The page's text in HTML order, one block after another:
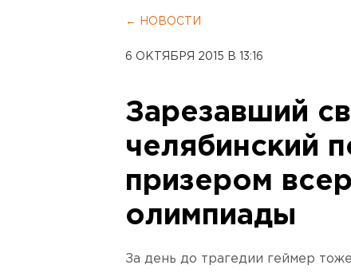
← НОВОСТИ
6 ОКТЯБРЯ 2015 В 13:16
Зарезавший
челябинский
призером
олимпиады
За день до трагедии геймер